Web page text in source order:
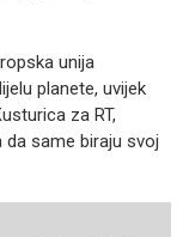
unija
planete, uvijek
za RT,
same biraju svoj